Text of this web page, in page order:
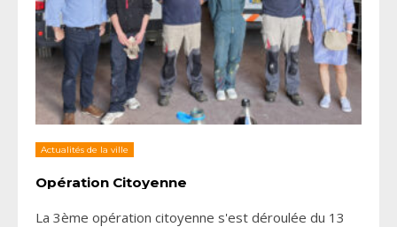
Actualités de la ville
Opération Citoyenne
La 3ème opération citoyenne s'est déroulée du 13